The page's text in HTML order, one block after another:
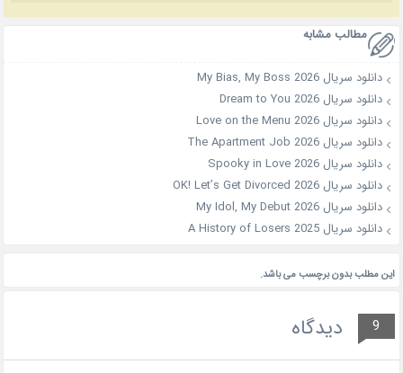
مطالب مشابه
دانلود سریال My Bias, My Boss 2026
دانلود سریال Dream to You 2026
دانلود سریال Love on the Menu 2026
دانلود سریال The Apartment Job 2026
دانلود سریال Spooky in Love 2026
دانلود سریال OK! Let’s Get Divorced 2026
دانلود سریال My Idol, My Debut 2026
دانلود سریال A History of Losers 2025
این مطلب بدون برچسب می باشد.
9 دیدگاه